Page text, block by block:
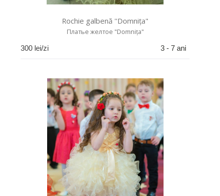
Rochie galbenă ''Domnița"
Платье желтое "Domnița"
300 lei/zi 3 - 7 ani